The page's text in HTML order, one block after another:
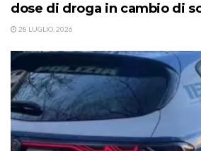
dose di droga in cambio di
28 LUGLIO, 2026